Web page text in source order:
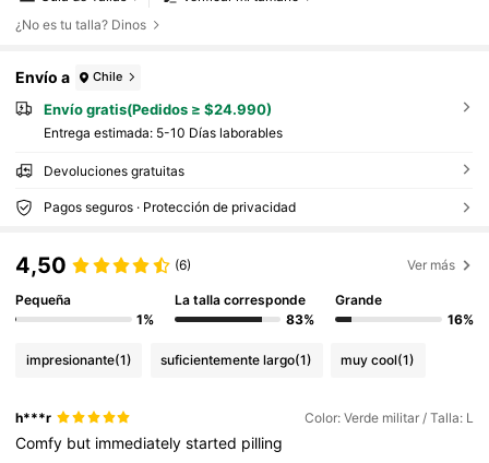
¿No es tu talla? Dinos
Envío a Chile
Envío gratis(Pedidos ≥ $24.990)
Entrega estimada: 5-10 Días laborables
Devoluciones gratuitas
Pagos seguros · Protección de privacidad
4,50 (6) Ver más
Pequeña
1%
La talla corresponde
83%
Grande
16%
impresionante(1) suficientemente largo(1) muy cool(1)
h***r Color: Verde militar / Talla: L
Comfy but immediatelystarted pilling